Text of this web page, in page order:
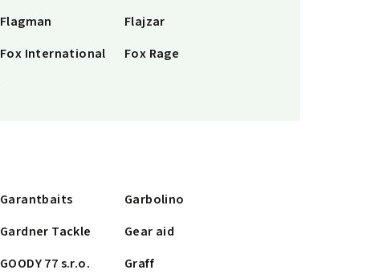
Flagman
Flajzar
Fox International
Fox Rage
Garantbaits
Garbolino
Gardner Tackle
Gear aid
GOODY 77 s.r.o.
Graff